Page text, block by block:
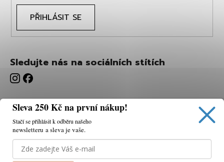
Používáme cookies, abychom vám umožnili pohodlné
prohlížení webu a díky analýze webu neustále zlepšovat
PŘIHLÁSIT SE
Sledujte nás na sociálních stítích
Sleva 250 Kč na první nákup!
Stačí se přihlásit k odběru našeho
newsletteru a sleva je vaše.